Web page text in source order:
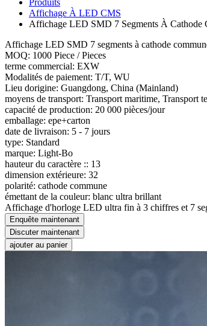
Produits
Affichage À LED CMS
Affichage LED SMD 7 Segments À
Affichage LED SMD 7 segments à cathode
MOQ: 1000 Piece / Pieces
terme commercial: EXW
Modalités de paiement: T/T, WU
Lieu dorigine: Guangdong, China (Mainland)
moyens de transport: Transport maritime, Transport
capacité de production: 20 000 pièces/jour
emballage: epe+carton
date de livraison: 5 - 7 jours
type: Standard
marque: Light-Bo
hauteur du caractère :: 13
dimension extérieure: 32
polarité: cathode commune
émettant de la couleur: blanc ultra brillant
Affichage d'horloge LED ultra fin à 3 chiffres et 7
Enquête maintenant
Discuter maintenant
ajouter au panier